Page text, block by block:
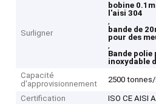
Surligner
bobine
l'aisi 304
,
bande de
pour des
,
Bande
inoxydable
Capacité
d'approvisionnement
2500
Certification
ISO CE AISI